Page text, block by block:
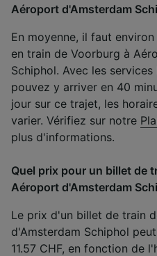
Aéroport d'Amsterdam
En moyenne, il faut
en train de Voorburg à
Schiphol. Avec les
pouvez y arriver en 40
jour sur ce trajet, les
varier. Vérifiez sur notre
plus d'informations.
Quel prix pour un billet de
Aéroport d'Amsterdam
Le prix d'un billet de train
d'Amsterdam Schiphol
11.57 CHF, en fonction de